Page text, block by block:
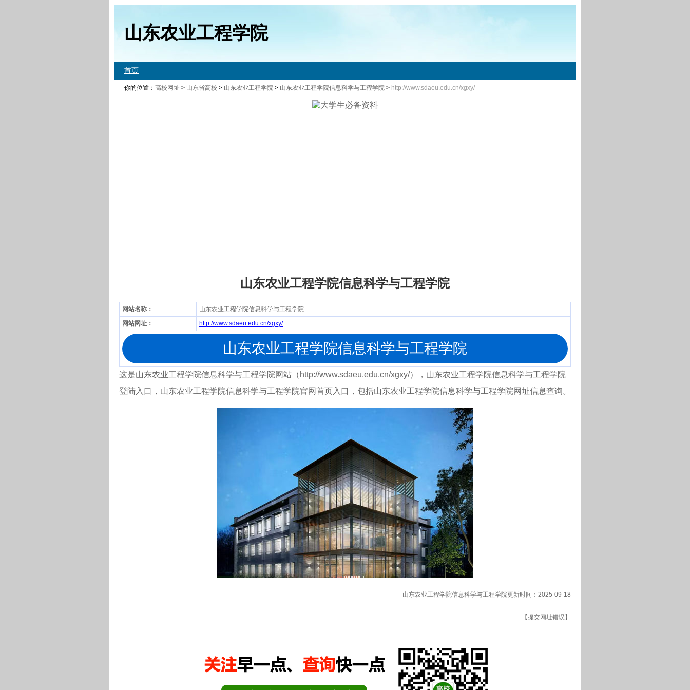
山东农业工程学院
首页
你的位置： 高校网址 > 山东省高校 > 山东农业工程学院 > 山东农业工程学院信息科学与工程学院 > http://www.sdaeu.edu.cn/xgxy/
山东农业工程学院信息科学与工程学院
网站名称：
山东农业工程学院信息科学与工程学院
网站网址：
http://www.sdaeu.edu.cn/xgxy/
山东农业工程学院信息科学与工程学院
这是山东农业工程学院信息科学与工程学院网站（http://www.sdaeu.edu.cn/xgxy/），山东农业工程学院信息科学与工程学院
登陆入口，山东农业工程学院信息科学与工程学院官网首页入口，包括山东农业工程学院信息科学与工程学院网址信息查询。
山东农业工程学院信息科学与工程学院更新时间：2025-09-18
【提交网址错误】